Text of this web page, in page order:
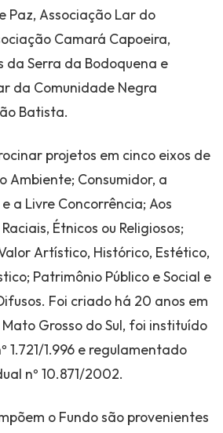
Paz, Associação Lar do
Camará Capoeira,
da Serra da Bodoquena e
da Comunidade Negra
Batista.
projetos em cinco eixos de
Ambiente; Consumidor, a
a Livre Concorrência; Aos
Étnicos ou Religiosos;
Artístico, Histórico, Estético,
Patrimônio Público e Social e
Foi criado há 20 anos em
Grosso do Sul, foi instituído
1.721/1.996 e regulamentado
nº 10.871/2002.
o Fundo são provenientes